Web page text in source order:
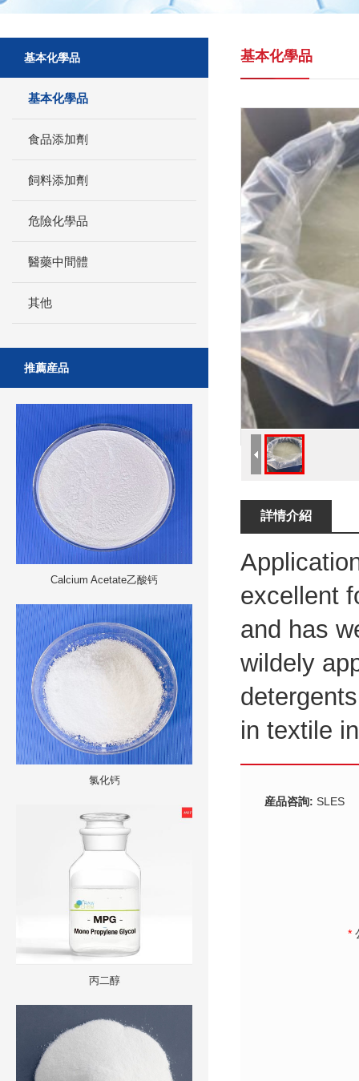
基本化學品
基本化學品
食品添加劑
飼料添加劑
危險化學品
醫藥中間體
其他
推薦産品
Calcium Acetate乙酸钙
氯化钙
丙二醇
基本化學品
詳情介紹
excellent
and has
wildely
in textile
産品咨詢: SLES
*